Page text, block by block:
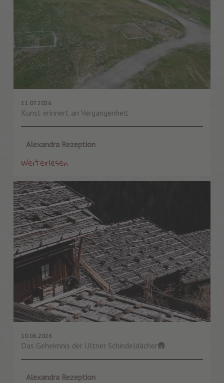
11.07.2026
Kunst erinnert an Vergangenheit
Alexandra Rezeption
Weiterlesen
10.06.2026
Das Geheimnis der Ultner Schindeldächer🛖
Alexandra Rezeption